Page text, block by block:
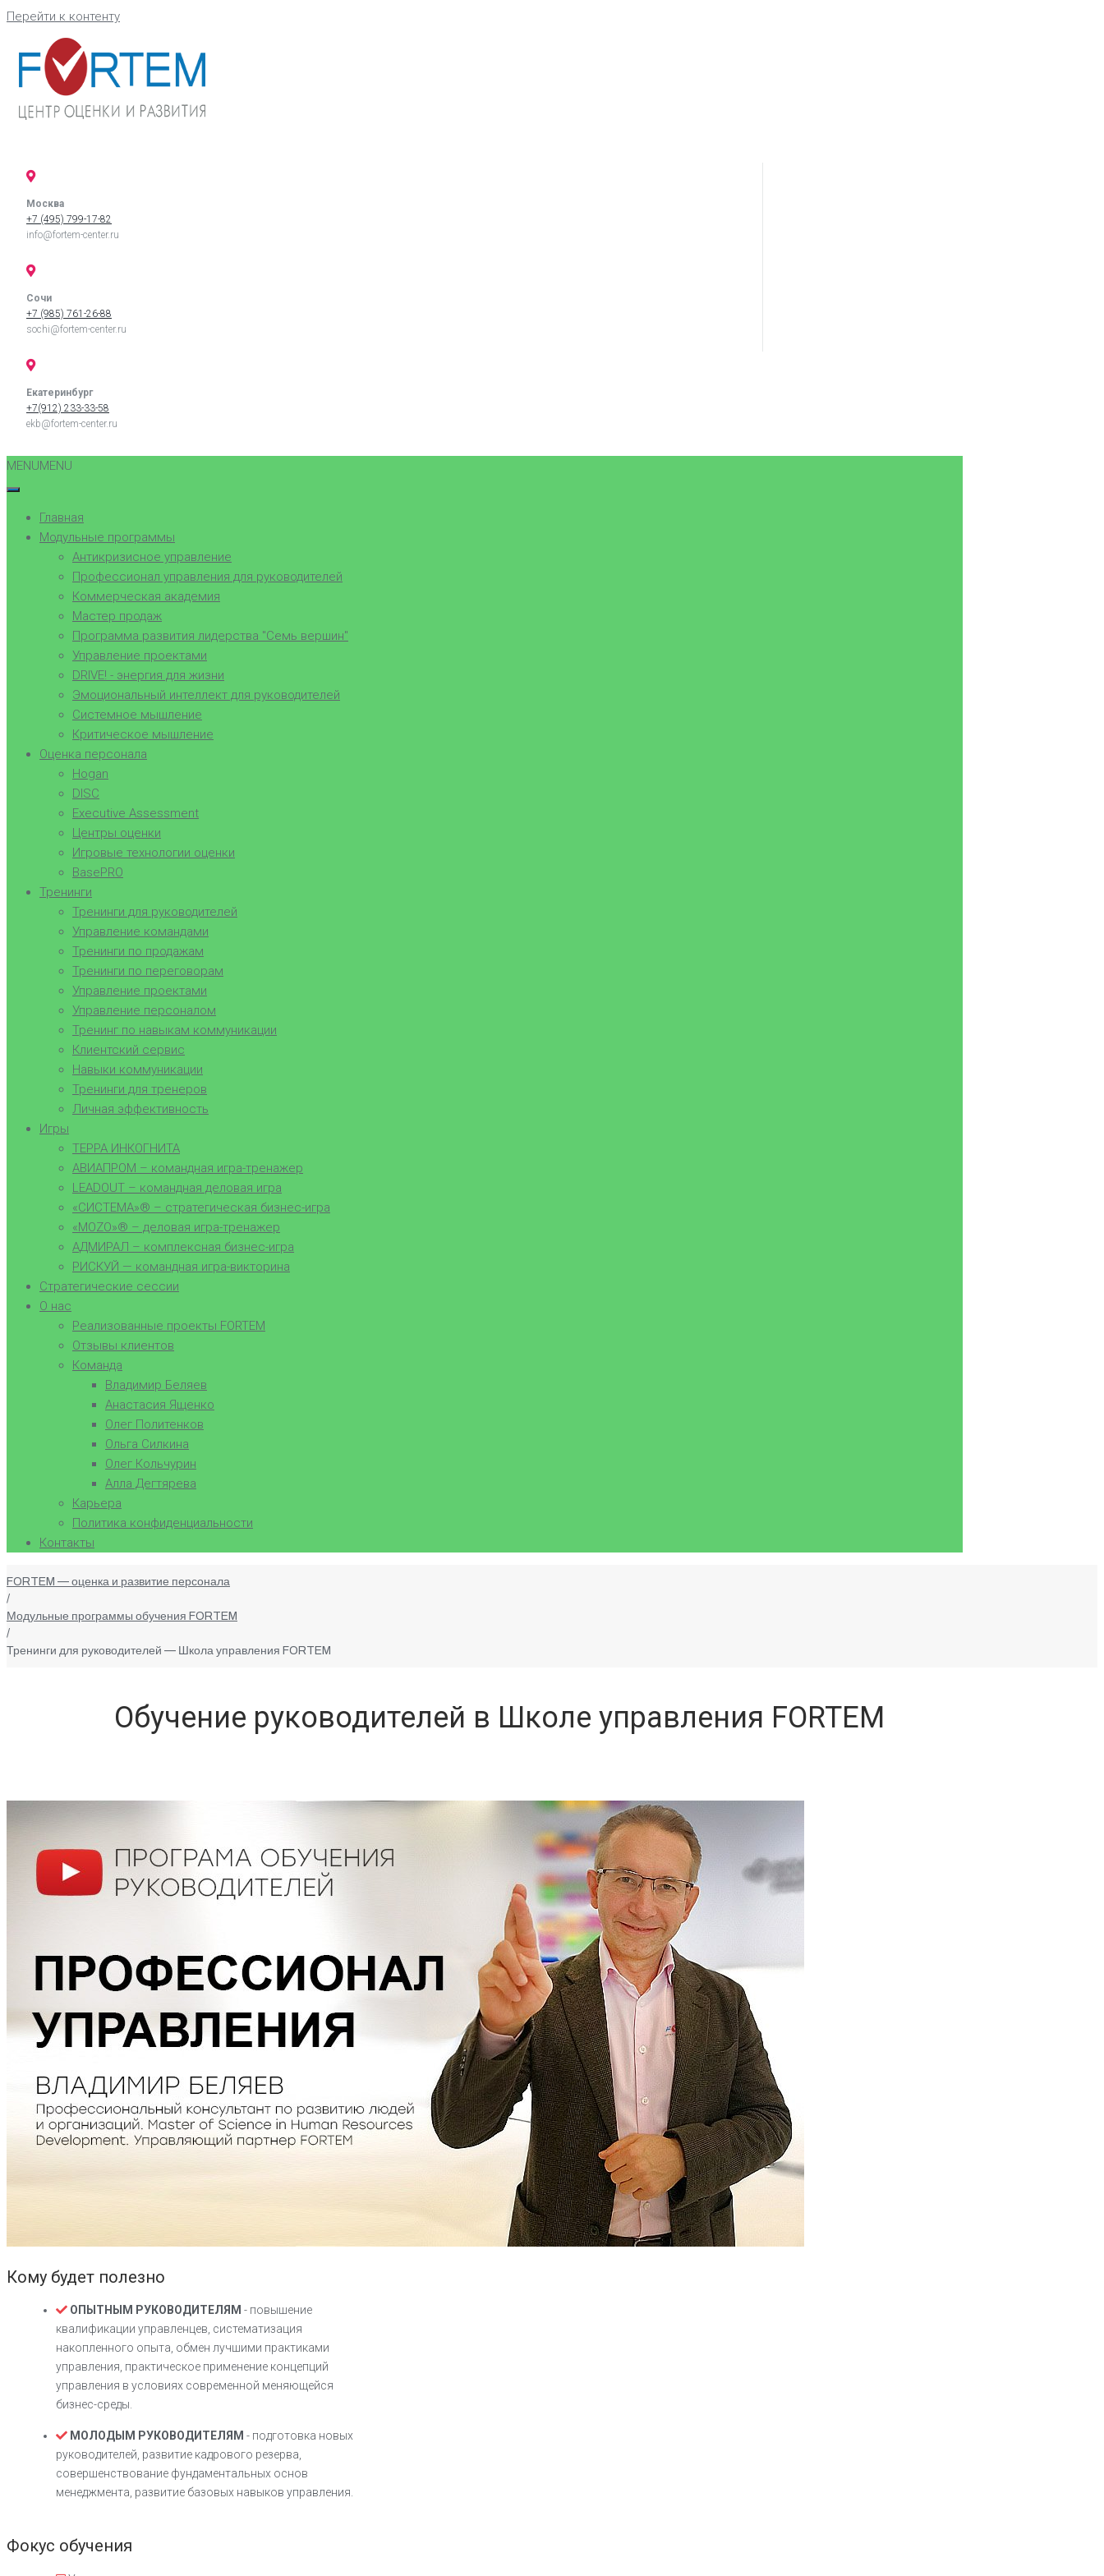
Перейти к контенту
Москва
+7 (495) 799-17-82
info@fortem-center.ru
Сочи
+7 (985) 761-26-88
sochi@fortem-center.ru
Екатеринбург
+7(912) 233-33-58
ekb@fortem-center.ru
MENUMENU
Главная
Модульные программы
Антикризисное управление
Профессионал управления для руководителей
Коммерческая академия
Мастер продаж
Программа развития лидерства "Семь вершин"
Управление проектами
DRIVE! - энергия для жизни
Эмоциональный интеллект для руководителей
Системное мышление
Критическое мышление
Оценка персонала
Hogan
DISC
Executive Assessment
Центры оценки
Игровые технологии оценки
BasePRO
Тренинги
Тренинги для руководителей
Управление командами
Тренинги по продажам
Тренинги по переговорам
Управление проектами
Управление персоналом
Тренинг по навыкам коммуникации
Клиентский сервис
Навыки коммуникации
Тренинги для тренеров
Личная эффективность
Игры
ТЕРРА ИНКОГНИТА
АВИАПРОМ – командная игра-тренажер
LEADOUT – командная деловая игра
«СИСТЕМА»® – стратегическая бизнес-игра
«MOZO»® – деловая игра-тренажер
АДМИРАЛ – комплексная бизнес-игра
РИСКУЙ — командная игра-викторина
Стратегические сессии
О нас
Реализованные проекты FORTEM
Отзывы клиентов
Команда
Владимир Беляев
Анастасия Ященко
Олег Политенков
Ольга Силкина
Олег Кольчурин
Алла Дегтярева
Карьера
Политика конфиденциальности
Контакты
FORTEM — оценка и развитие персонала
/
Модульные программы обучения FORTEM
/
Тренинги для руководителей — Школа управления FORTEM
Обучение руководителей в Школе управления FORTEM
Кому будет полезно
ОПЫТНЫМ РУКОВОДИТЕЛЯМ - повышение
квалификации управленцев, систематизация
накопленного опыта, обмен лучшими практиками
управления, практическое применение концепций
управления в условиях современной меняющейся
бизнес-среды.
МОЛОДЫМ РУКОВОДИТЕЛЯМ - подготовка новых
руководителей, развитие кадрового резерва,
совершенствование фундаментальных основ
менеджмента, развитие базовых навыков управления.
Фокус обучения